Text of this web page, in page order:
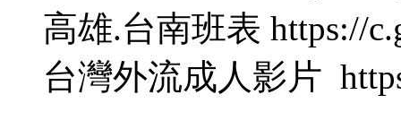
高雄.台南班表 https://
台灣外流成人影片